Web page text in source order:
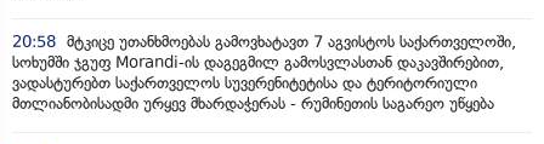
20:58 მტკიცე უთანხმოებას გამოვხატავთ 7 აგვისტოს საქართველოში,
სოხუმში ჯგუფ Morandi-ის დაგეგმილ გამოსვლასთან დაკავშირებით,
ვადასტურებთ საქართველოს სუვერენიტეტისა და ტერიტორიული
მთლიანობისადმი ურყევ მხარდაჭერას - რუმინეთის საგარეო უწყება